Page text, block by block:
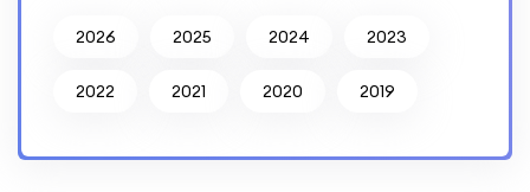
2026 2025 2024 2023
2022 2021 2020 2019